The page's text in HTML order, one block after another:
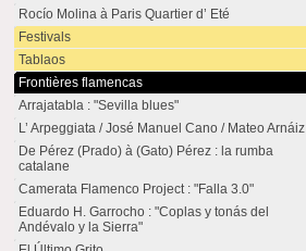
Rocío Molina à Paris Quartier d’ Eté
Festivals
Tablaos
Frontières flamencas
Arrajatabla : "Sevilla blues"
L’ Arpeggiata / José Manuel Cano / Mateo Arnáiz
De Pérez (Prado) à (Gato) Pérez : la rumba
catalane
Camerata Flamenco Project : "Falla 3.0"
Eduardo H. Garrocho : "Coplas y tonás del
Andévalo y la Sierra"